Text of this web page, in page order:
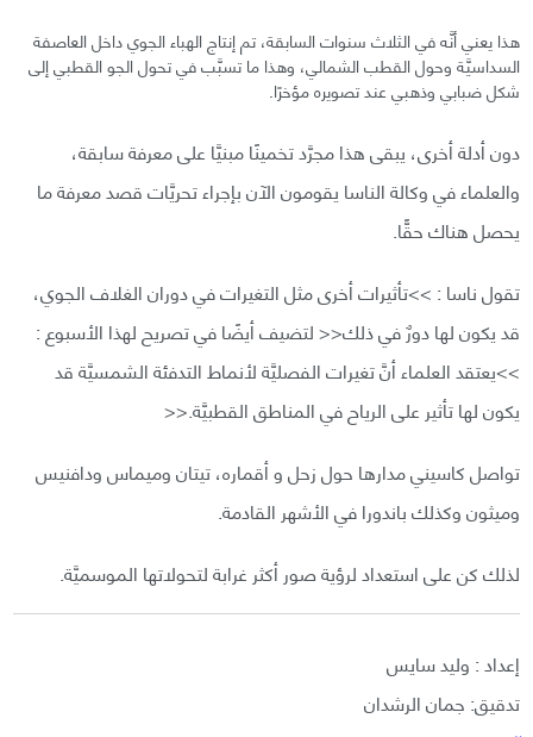
هذا يعني أنَّه في الثلاث سنوات السابقة، تم إنتاج الهباء الجوي داخل العاصفة
السداسيَّة وحول القطب الشمالي، وهذا ما تسبَّب في تحول الجو القطبي إلى
شكل ضبابي وذهبي عند تصويره مؤخرًا.
دون أدلة أخرى، يبقى هذا مجرَّد تخمينًا مبنيَّا على معرفة سابقة،
والعلماء في وكالة الناسا يقومون الآن بإجراء تحريَّات قصد معرفة ما
يحصل هناك حقًّا.
تقول ناسا : >>تأثيرات أخرى مثل التغيرات في دوران الغلاف الجوي،
قد يكون لها دورٌ في ذلك<< لتضيف أيضًا في تصريح لهذا الأسبوع :
>>يعتقد العلماء أنَّ تغيرات الفصليَّة لأنماط التدفئة الشمسيَّة قد
يكون لها تأثير على الرياح في المناطق القطبيَّة.<<
تواصل كاسيني مدارها حول زحل و أقماره، تيتان وميماس ودافنيس
وميثون وكذلك باندورا في الأشهر القادمة.
لذلك كن على استعداد لرؤية صور أكثر غرابة لتحولاتها الموسميَّة.
إعداد : وليد سايس
تدقيق: جمان الرشدان